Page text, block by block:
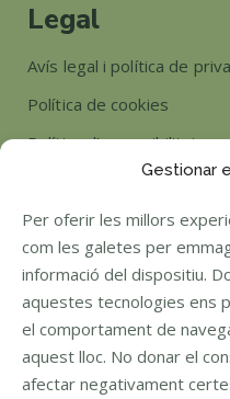
Gestionar
Per oferir les millors
com les galetes per
informació del dispositiu.
aquestes tecnologies ens
el comportament de
aquest lloc. No donar el
afectar negativament
Legal
Avís legal i política de
Política de cookies
Política d’accessibilitat
Horari
Si tens algun dubte
Dispobibles de 9:00 a
Idioma